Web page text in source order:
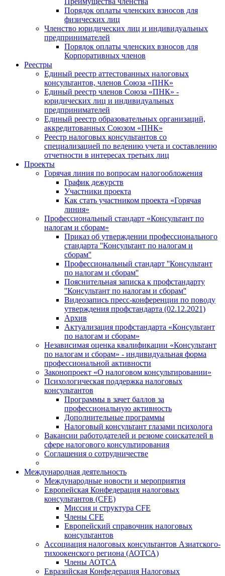
Порядок оплаты членских взносов для
физических лиц
Членство юридических лиц и индивидуальных
предпринимателей
Порядок оплаты членских взносов для
Корпоративных членов
Реестры
Единый реестр аттестованных налоговых
консультантов, членов Союза «ПНК»
Единый реестр членов Союза «ПНК» -
юридических лиц и индивидуальных
предпринимателей
Единый реестр образовательных организаций,
аккредитованных Союзом «ПНК»
Реестр налоговых консультантов со
специализацией по ведению учета и составлению
отчетности в интересах третьих лиц
Проекты
Горячая линия по вопросам налогообложения
График дежурств
Участники проекта
Как стать участником проекта «Горячая
линия»
Профессиональный стандарт «Консультант по
налогам и сборам»
Приказ об утверждении профессионального
стандарта ''Консультант по налогам и
сборам''
Профессиональный стандарт ''Консультант
по налогам и сборам''
Пояснительная записка к профстандарту
''Консультант по налогам и сборам''
Видеозапись пресс-конференции по поводу
утверждения профстандарта (02.12.2021)
Архив
Актуализация профстандарта «Консультант
по налогам и сборам»
Независимая оценка квалификации «Консультант
по налогам и сборам» - индивидуальная форма
профессиональной активности
Законопроект «О налоговом консультировании»
Психологическая поддержка налоговых
консультантов
Программы в зачет баллов за
профессиональную активность
Дополнительные программы
Налоговый консультант глазами психолога
Вакансии работодателей и резюме соискателей в
сфере налогового консультирования
Соглашения о сотрудничестве
Международная деятельность
Международные новости и мероприятия
Европейская Конфедерация налоговых
консультантов (CFE)
Миссия и структура CFE
Члены CFE
Европейский справочник налоговых
консультантов
Ассоциация налоговых консультантов Азиатского-
тихоокенского региона (АОТСА)
Члены АОТСА
Евразийская Конфедерация Налоговых